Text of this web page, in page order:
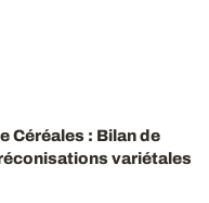
Céréales : Bilan de
variétales